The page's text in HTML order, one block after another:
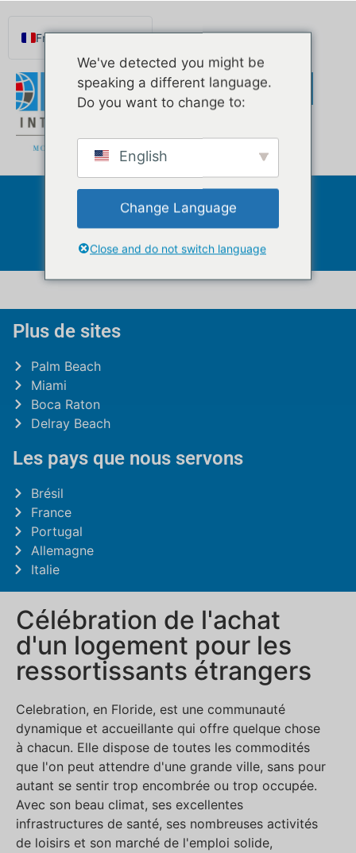
Français
Español de México
Português do Brasil
Русский
Norsk nynorsk
Nederlands (België)
Célébration
Plus de sites
Palm Beach
Miami
Boca Raton
Delray Beach
Les pays que nous servons
Brésil
France
Portugal
Allemagne
Italie
Célébration de l'achat
d'un logement pour les
ressortissants étrangers
Celebration, en Floride, est une communauté
dynamique et accueillante qui offre quelque chose
à chacun. Elle dispose de toutes les commodités
que l'on peut attendre d'une grande ville, sans pour
autant se sentir trop encombrée ou trop occupée.
Avec son beau climat, ses excellentes
infrastructures de santé, ses nombreuses activités
de loisirs et son marché de l'emploi solide,
We've detected you might be
speaking a different language.
Do you want to change to:
English
Change Language
Close and do not switch language